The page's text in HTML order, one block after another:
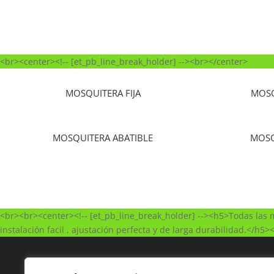
<br><center><!-- [et_pb_line_break_holder] --><br></center>
MOSQUITERA FIJA
MOSQUITERA ABATIBLE
<br><br><center><!-- [et_pb_line_break_holder] --><h5>Todas
instalación facil , ajustación perfecta y de larga durabilidad.</